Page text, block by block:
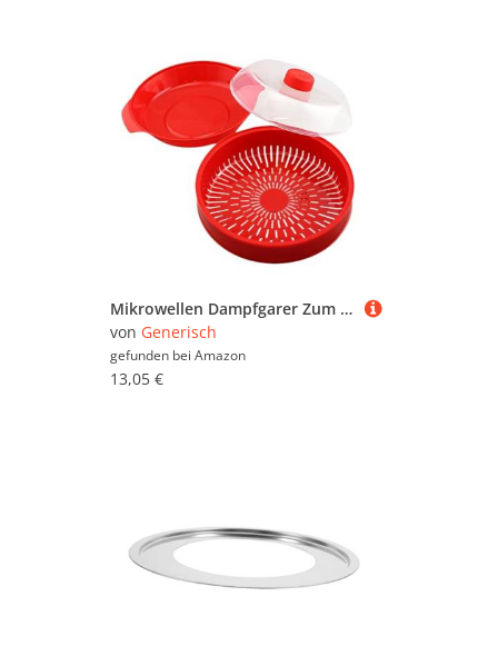
Mikrowellen Dampfgarer Zum Kochen,Doppelschicht Küchenkochgeschirr Erwärmung | Gemüsedämpfer Mit Deckel Für Mikrowelle | Für Haushalt Studentenwohnheim Restaurant Wohnung
von Generisch
gefunden bei Amazon
13,05 €